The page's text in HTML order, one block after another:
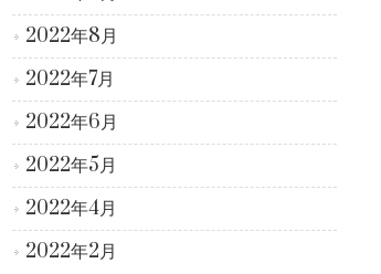
2022年8月
2022年7月
2022年6月
2022年5月
2022年4月
2022年2月